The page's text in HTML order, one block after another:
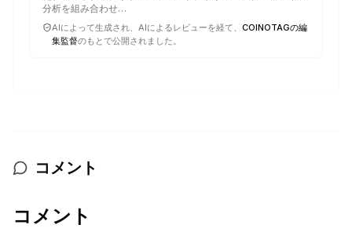
分析を組み合わせ…
AIによって生成され、AIによるレビューを経て、 COINOTAGの編
集監督のもとで公開されました。
コメント
コメント